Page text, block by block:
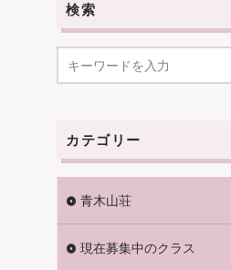
検索
カテゴリー
青木山荘
現在募集中のクラス